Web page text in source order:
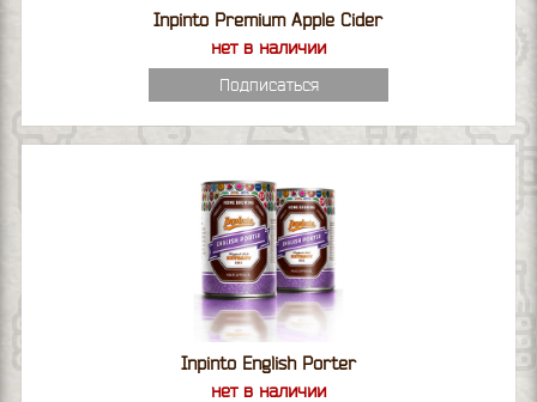
Inpinto Premium Apple Cider
нет в наличии
Подписаться
Inpinto English Porter
нет в наличии